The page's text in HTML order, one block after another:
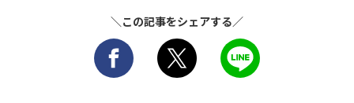
＼この記事をシェアする／